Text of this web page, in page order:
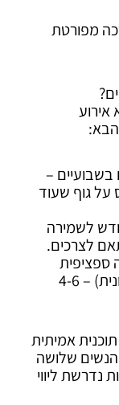
מפורטת
אירוע
–
על גוף שעוד
לשמירה
לצרכים.
ספציפית
(כאבי אגן, בצקות, עייפות קיצונית) – 4-6
אמיתית
שלושה
נדרשת ליווי